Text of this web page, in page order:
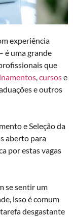
experiência
é uma grande
que
,cursose
e outros
e Seleção da
aberto para
por estas vagas
se sentir um
isso é comum
desgastante